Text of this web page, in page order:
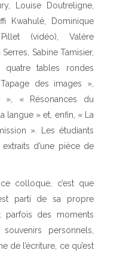
Louise Doutreligne,
Kwahulé, Dominique
(vidéo), Valère
Sabine Tamisier,
quatre tables rondes
des images »,
« Résonances du
langue » et, enfin, « La
». Les étudiants
d’une pièce de
colloque, c’est que
parti de sa propre
parfois des moments
personnels,
de l’écriture, ce qu’est